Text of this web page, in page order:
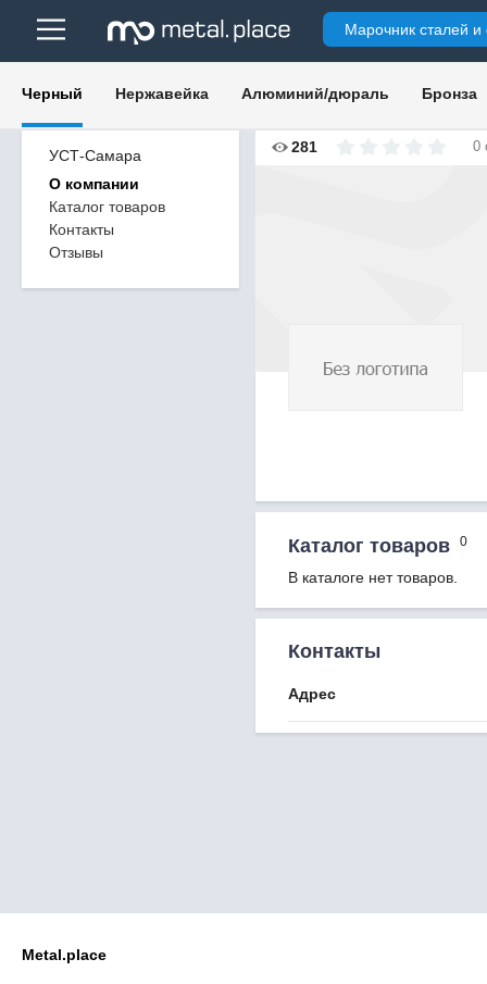
Марочник сталей и
Черный Нержавейка Алюминий/дюраль Бронза
УСТ-Самара
О компании
Каталог товаров
Контакты
Отзывы
281 0
Каталог товаров 0
В каталоге нет товаров.
Контакты
Адрес
Metal.place